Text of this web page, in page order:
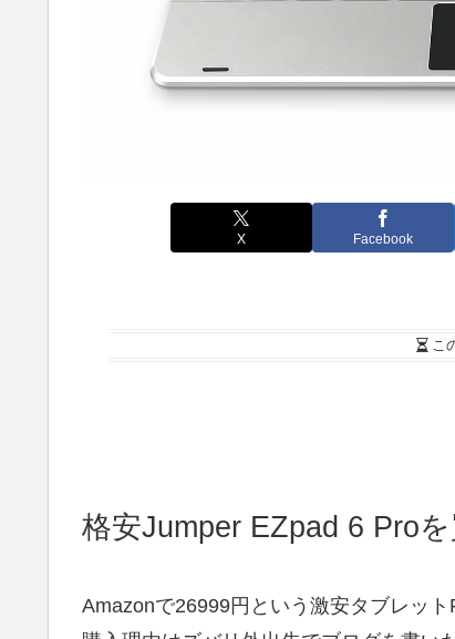
X Facebook
こ
格安Jumper EZpad 6 Pro
Amazonで26999円という激安タブレッ